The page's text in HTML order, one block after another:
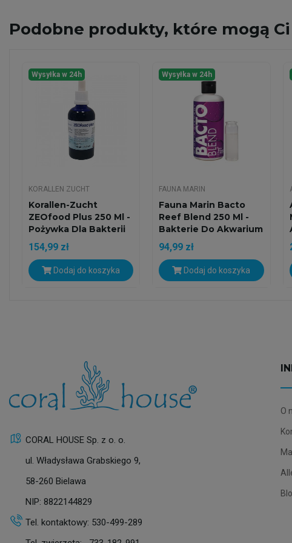
Podobne produkty, które mogą
Wysyłka w 24h
KORALLEN ZUCHT
Korallen-Zucht
ZEOfood Plus 250 Ml -
Pożywka Dla Bakterii
154,99 zł
Dodaj do koszyka
Wysyłka w 24h
FAUNA MARIN
Fauna Marin Bacto
Reef Blend 250 Ml -
Bakterie Do Akwarium
94,99 zł
Dodaj do koszyka
CORAL HOUSE Sp. z o. o.
ul. Władysława Grabskiego 9,
58-260 Bielawa
NIP: 8822144829
Tel. kontaktowy: 530-499-289
O